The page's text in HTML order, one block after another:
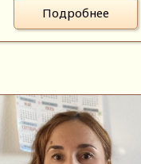
Подробнее